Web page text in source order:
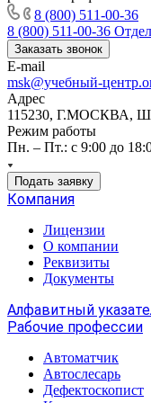
8 (800) 511-00-36
8 (800) 511-00-36
Заказать звонок
E-mail
msk@учебный-
Адрес
115230, Г.МОСКВА,
Режим работы
Пн. – Пт.: с 9:00 до
Подать заявку
Компания
Лицензии
О компании
Реквизиты
Документы
Алфавитный
Рабочие профессии
Автоматчик
Автослесарь
Дефектоскопист